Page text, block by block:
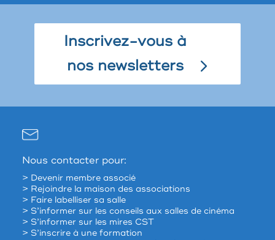
Inscrivez-vous à
nos newsletters
Nous contacter pour:
> Devenir membre associé
> Rejoindre la maison des associations
> Faire labelliser sa salle
> S’informer sur les conseils aux salles de cinéma
> S’informer sur les mires CST
> S’inscrire à une formation